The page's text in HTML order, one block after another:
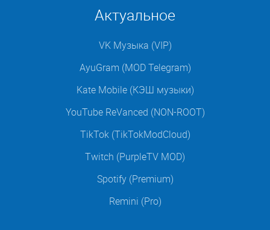
Актуальное
VK Музыка (VIP)
AyuGram (MOD Telegram)
Kate Mobile (КЭШ музыки)
YouTube ReVanced (NON-ROOT)
TikTok (TikTokModCloud)
Twitch (PurpleTV MOD)
Spotify (Premium)
Remini (Pro)